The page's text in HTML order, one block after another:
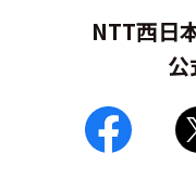
NTT西日
公